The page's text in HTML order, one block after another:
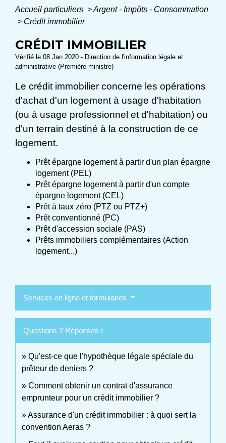
Accueil particuliers >Argent - Impôts - Consommation
> Crédit immobilier
CRÉDIT IMMOBILIER
Vérifié le 08 Jan 2020 - Direction de l'information légale et
administrative (Première ministre)
Le crédit immobilier concerne les opérations
d'achat d'un logement à usage d'habitation
(ou à usage professionnel et d'habitation) ou
d'un terrain destiné à la construction de ce
logement.
Prêt épargne logement à partir d'un plan épargne
logement (PEL)
Prêt épargne logement à partir d'un compte
épargne logement (CEL)
Prêt à taux zéro (PTZ ou PTZ+)
Prêt conventionné (PC)
Prêt d'accession sociale (PAS)
Prêts immobiliers complémentaires (Action
logement...)
Services en ligne et formulaires
Questions ? Réponses !
Qu'est-ce que l'hypothèque légale spéciale du
prêteur de deniers ?
Comment obtenir un contrat d'assurance
emprunteur pour un crédit immobilier ?
Assurance d'un crédit immobilier : à quoi sert la
convention Aeras ?